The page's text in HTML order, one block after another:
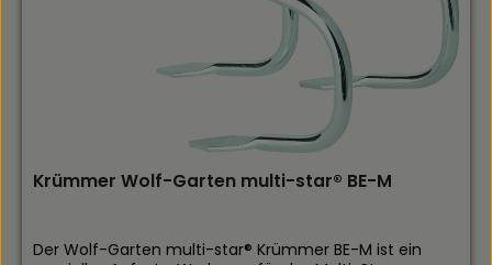
gesunde Pflanzen und mühelose Unkrautbekämpfung
Krümmer Wolf-Garten multi-star® BE-M
Der Wolf-Garten multi-star® Krümmer BE-M ist ein